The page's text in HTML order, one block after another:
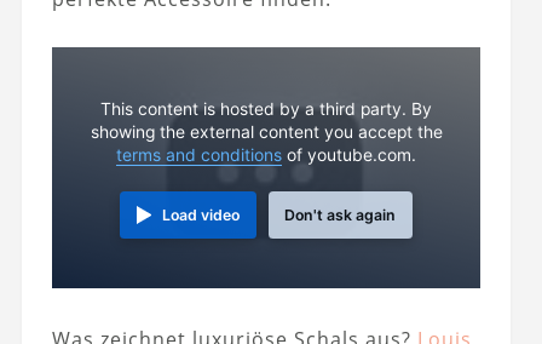
This content is hosted by a third party. By
showing the external content you accept the
terms and conditions of youtube.com.
Load video Don't ask again